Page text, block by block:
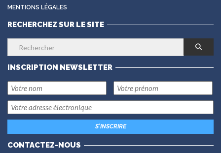
MENTIONS LÉGALES
RECHERCHEZ SUR LE SITE
INSCRIPTION NEWSLETTER
CONTACTEZ-NOUS